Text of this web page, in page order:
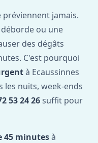
préviennent jamais.
ou une
des dégâts
C'est pourquoi
à Ecaussinnes
les nuits, week-ends
53 24 26 suffit pour
45 minutesà